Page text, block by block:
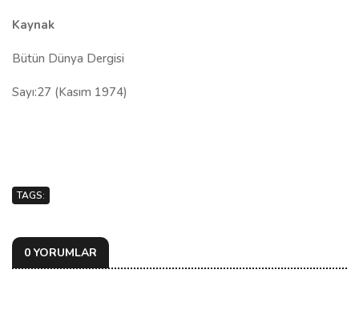
Kaynak
Bütün Dünya Dergisi
Sayı:27 (Kasım 1974)
TAGS:
0 YORUMLAR